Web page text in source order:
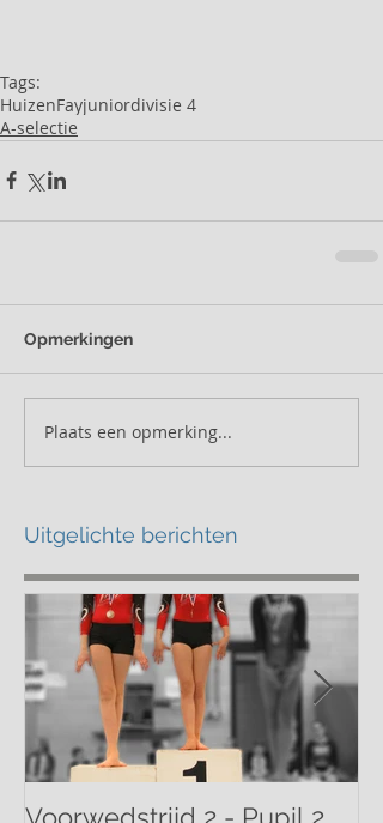
Tags:
HuizenFayjuniordivisie 4
A-selectie
Opmerkingen
Plaats een opmerking...
Uitgelichte berichten